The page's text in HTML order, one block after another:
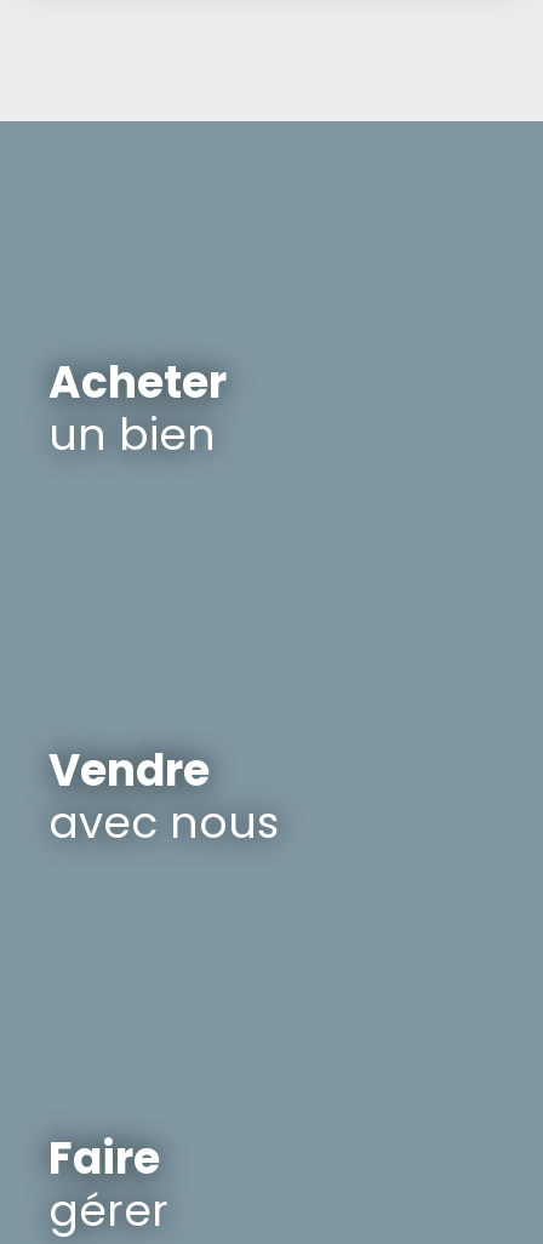
réversible est actuellement en cours d'installation.
Acheter
un bien
Vendre
avec nous
Faire
gérer